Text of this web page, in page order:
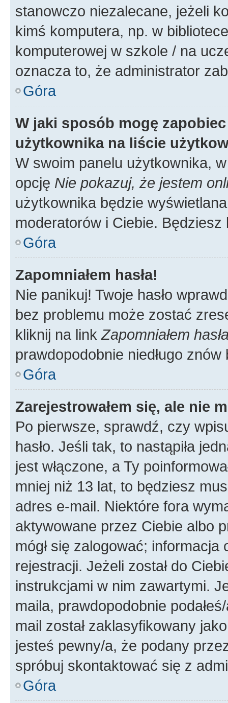
stanowczo niezalecane, jeżeli
kimś komputera, np. w
komputerowej w szkole / na
oznacza to, że administrator
Góra
W jaki sposób mogę
użytkownika na liście
W swoim panelu użytkownika,
opcję Nie pokazuj, że jestem
użytkownika będzie
moderatorów i Ciebie.
Góra
Zapomniałem hasła!
Nie panikuj! Twoje hasło
bez problemu może zostać
kliknij na link Zapomniałem
prawdopodobnie niedługo
Góra
Zarejestrowałem się, ale nie
Po pierwsze, sprawdź, czy
hasło. Jeśli tak, to nastąpiła
jest włączone, a Ty
mniej niż 13 lat, to będziesz
adres e-mail. Niektóre fora
aktywowane przez Ciebie albo
mógł się zalogować;
rejestracji. Jeżeli został do
instrukcjami w nim zawartymi.
maila, prawdopodobnie
mail został zaklasyfikowany
jesteś pewny/a, że podany
spróbuj skontaktować się z
Góra